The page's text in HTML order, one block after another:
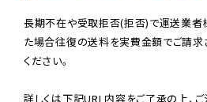
長期不在や受取拒否(拒否)で運送業者
た場合往復の送料を実費金額でご請求
ください。